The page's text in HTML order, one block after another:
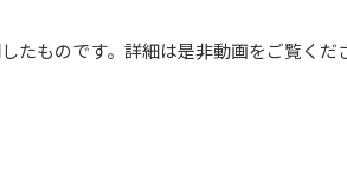
たものです。詳細は是非動画をご覧くだ